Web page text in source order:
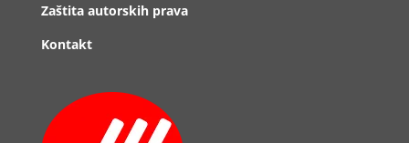
Zaštita autorskih prava
Kontakt